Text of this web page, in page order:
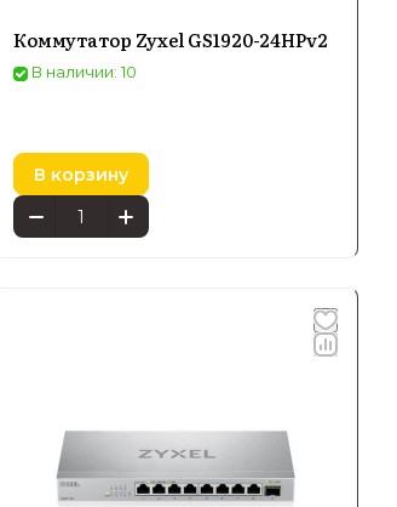
Коммутатор Zyxel GS1920-24HPv2
В наличии: 10
В корзину